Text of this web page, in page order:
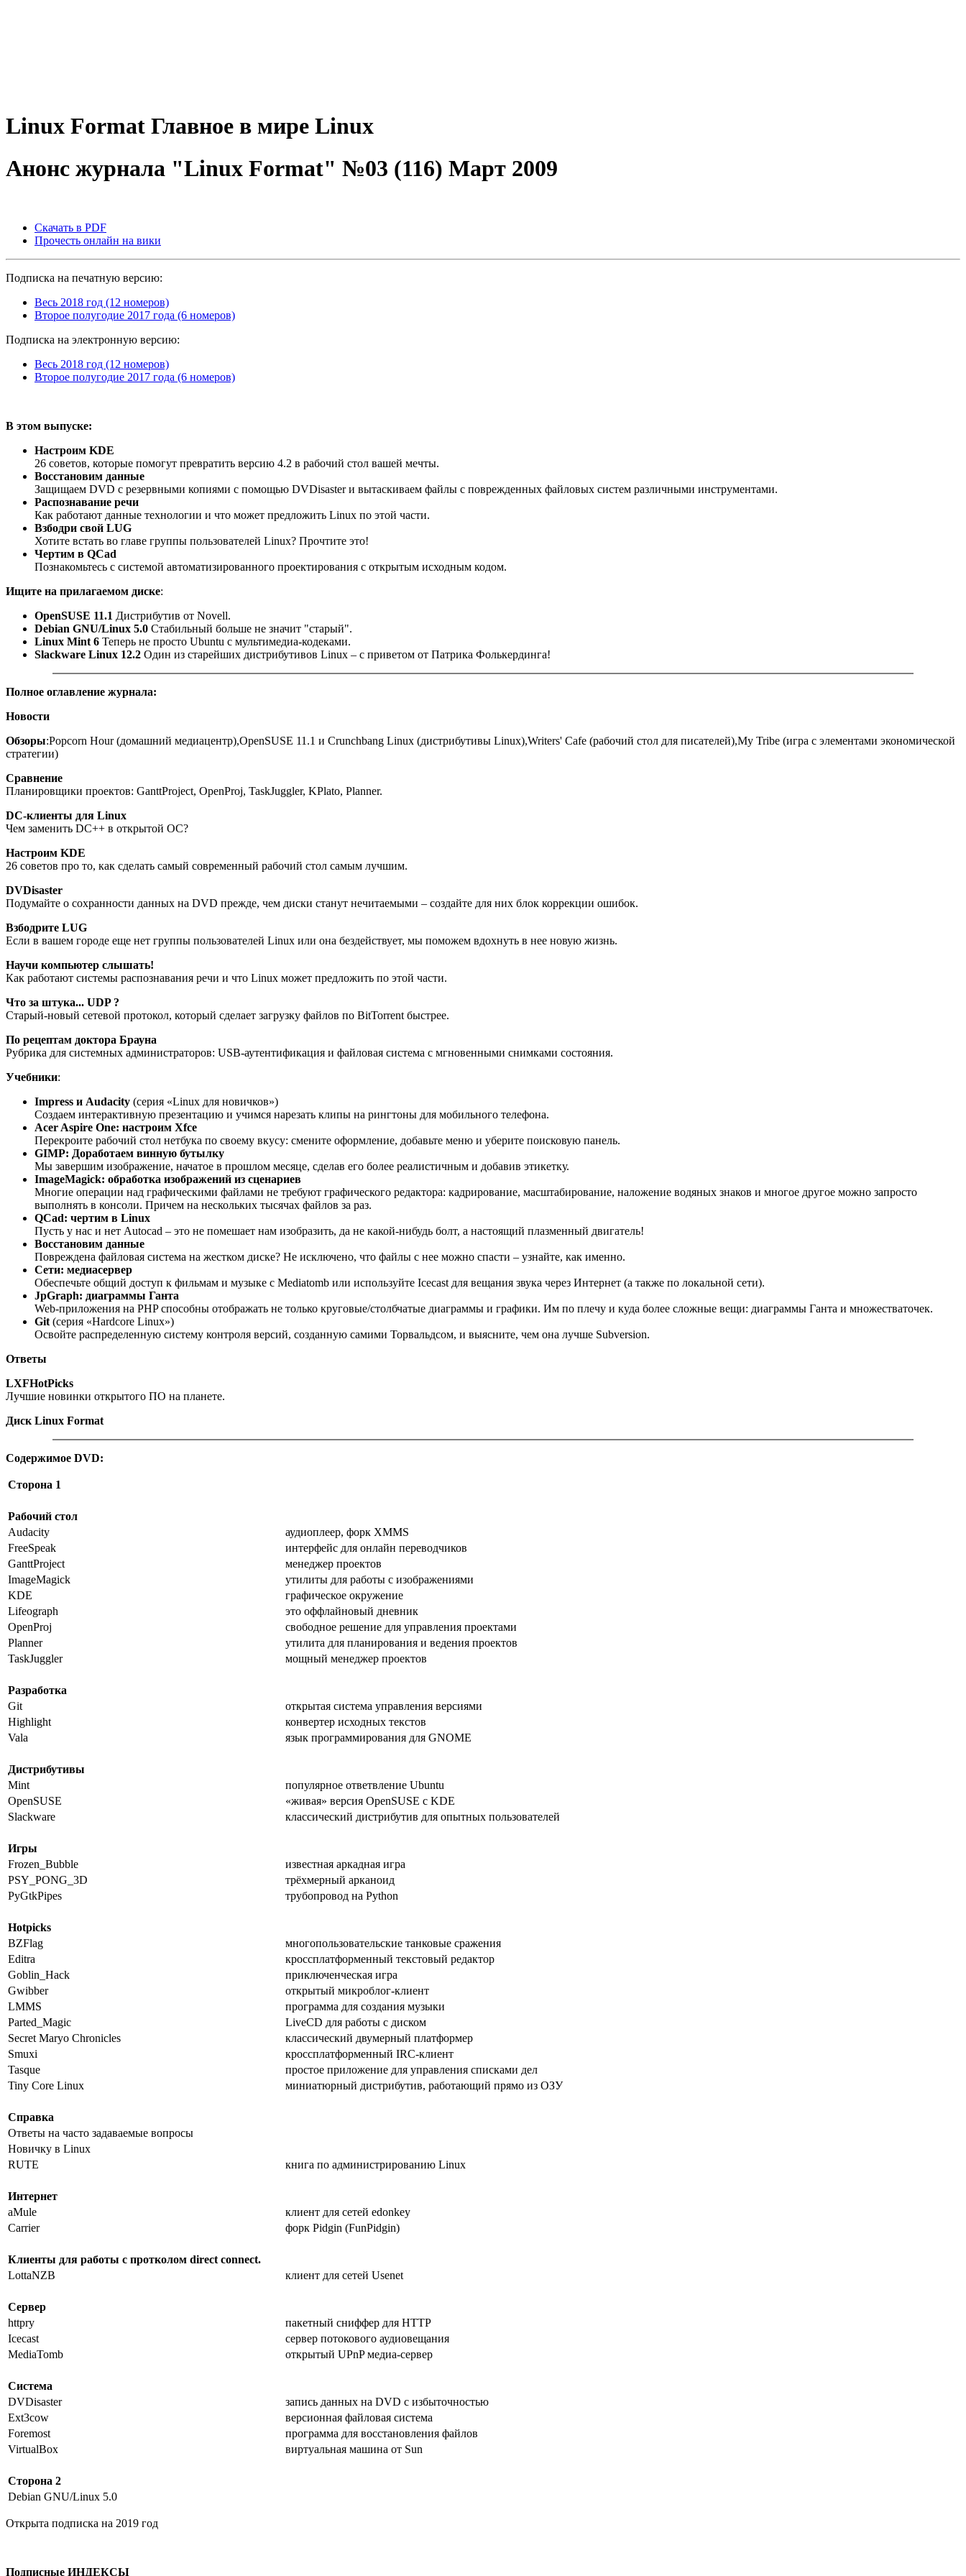
Linux Format Главное в мире Linux
Анонс журнала "Linux Format" №03 (116) Март 2009
Скачать в PDF
Прочесть онлайн на вики
Подписка на печатную версию:
Весь 2018 год (12 номеров)
Второе полугодие 2017 года (6 номеров)
Подписка на электронную версию:
Весь 2018 год (12 номеров)
Второе полугодие 2017 года (6 номеров)
В этом выпуске:
Настроим KDE
26 советов, которые помогут превратить версию 4.2 в рабочий стол вашей мечты.
Восстановим данные
Защищаем DVD с резервными копиями с помощью DVDisaster и вытаскиваем файлы с поврежденных файловых систем различными инструментами.
Распознавание речи
Как работают данные технологии и что может предложить Linux по этой части.
Взбодри свой LUG
Хотите встать во главе группы пользователей Linux? Прочтите это!
Чертим в QCad
Познакомьтесь с системой автоматизированного проектирования с открытым исходным кодом.
Ищите на прилагаемом диске:
OpenSUSE 11.1 Дистрибутив от Novell.
Debian GNU/Linux 5.0 Стабильный больше не значит "старый".
Linux Mint 6 Теперь не просто Ubuntu с мультимедиа-кодеками.
Slackware Linux 12.2 Один из старейших дистрибутивов Linux – с приветом от Патрика Фолькердинга!
Полное оглавление журнала:
Новости
Обзоры:Popcorn Hour (домашний медиацентр),OpenSUSE 11.1 и Crunchbang Linux (дистрибутивы Linux),Writers' Cafe (рабочий стол для писателей),My Tribe (игра с элементами экономической
стратегии)
Сравнение
Планировщики проектов: GanttProject, OpenProj, TaskJuggler, KPlato, Planner.
DC-клиенты для Linux
Чем заменить DC++ в открытой ОС?
Настроим KDE
26 советов про то, как сделать самый современный рабочий стол самым лучшим.
DVDisaster
Подумайте о сохранности данных на DVD прежде, чем диски станут нечитаемыми – создайте для них блок коррекции ошибок.
Взбодрите LUG
Если в вашем городе еще нет группы пользователей Linux или она бездействует, мы поможем вдохнуть в нее новую жизнь.
Научи компьютер слышать!
Как работают системы распознавания речи и что Linux может предложить по этой части.
Что за штука... UDP ?
Старый-новый сетевой протокол, который сделает загрузку файлов по BitTorrent быстрее.
По рецептам доктора Брауна
Рубрика для системных администраторов: USB-аутентификация и файловая система с мгновенными снимками состояния.
Учебники:
Impress и Audacity (серия «Linux для новичков»)
Создаем интерактивную презентацию и учимся нарезать клипы на рингтоны для мобильного телефона.
Acer Aspire One: настроим Xfce
Перекроите рабочий стол нетбука по своему вкусу: смените оформление, добавьте меню и уберите поисковую панель.
GIMP: Доработаем винную бутылку
Мы завершим изображение, начатое в прошлом месяце, сделав его более реалистичным и добавив этикетку.
ImageMagick: обработка изображений из сценариев
Многие операции над графическими файлами не требуют графического редактора: кадрирование, масштабирование, наложение водяных знаков и многое другое можно запросто
выполнять в консоли. Причем на нескольких тысячах файлов за раз.
QCad: чертим в Linux
Пусть у нас и нет Autocad – это не помешает нам изобразить, да не какой-нибудь болт, а настоящий плазменный двигатель!
Восстановим данные
Повреждена файловая система на жестком диске? Не исключено, что файлы с нее можно спасти – узнайте, как именно.
Сети: медиасервер
Обеспечьте общий доступ к фильмам и музыке с Mediatomb или используйте Icecast для вещания звука через Интернет (а также по локальной сети).
JpGraph: диаграммы Ганта
Web-приложения на PHP способны отображать не только круговые/столбчатые диаграммы и графики. Им по плечу и куда более сложные вещи: диаграммы Ганта и множестваточек.
Git (серия «Hardcore Linux»)
Освойте распределенную систему контроля версий, созданную самими Торвальдсом, и выясните, чем она лучше Subversion.
Ответы
LXFHotPicks
Лучшие новинки открытого ПО на планете.
Диск Linux Format
Содержимое DVD:
Сторона 1
Рабочий стол
Audacity
аудиоплеер, форк XMMS
FreeSpeak
интерфейс для онлайн переводчиков
GanttProject
менеджер проектов
ImageMagick
утилиты для работы с изображениями
KDE
графическое окружение
Lifeograph
это оффлайновый дневник
OpenProj
свободное решение для управления проектами
Planner
утилита для планирования и ведения проектов
TaskJuggler
мощный менеджер проектов
Разработка
Git
открытая система управления версиями
Highlight
конвертер исходных текстов
Vala
язык программирования для GNOME
Дистрибутивы
Mint
популярное ответвление Ubuntu
OpenSUSE
«живая» версия OpenSUSE с KDE
Slackware
классический дистрибутив для опытных пользователей
Игры
Frozen_Bubble
известная аркадная игра
PSY_PONG_3D
трёхмерный арканоид
PyGtkPipes
трубопровод на Python
Hotpicks
BZFlag
многопользовательские танковые сражения
Editra
кроссплатформенный текстовый редактор
Goblin_Hack
приключенческая игра
Gwibber
открытый микроблог-клиент
LMMS
программа для создания музыки
Parted_Magic
LiveCD для работы с диском
Secret Maryo Chronicles
классический двумерный платформер
Smuxi
кроссплатформенный IRC-клиент
Tasque
простое приложение для управления списками дел
Tiny Core Linux
миниатюрный дистрибутив, работающий прямо из ОЗУ
Справка
Ответы на часто задаваемые вопросы
Новичку в Linux
RUTE
книга по администрированию Linux
Интернет
aMule
клиент для сетей edonkey
Carrier
форк Pidgin (FunPidgin)
Клиенты для работы с протколом direct connect.
LottaNZB
клиент для сетей Usenet
Сервер
httpry
пакетный сниффер для HTTP
Icecast
сервер потокового аудиовещания
MediaTomb
открытый UPnP медиа-сервер
Система
DVDisaster
запись данных на DVD с избыточностью
Ext3cow
версионная файловая система
Foremost
программа для восстановления файлов
VirtualBox
виртуальная машина от Sun
Сторона 2
Debian GNU/Linux 5.0
Открыта подписка на 2019 год
Подписные ИНДЕКСЫ